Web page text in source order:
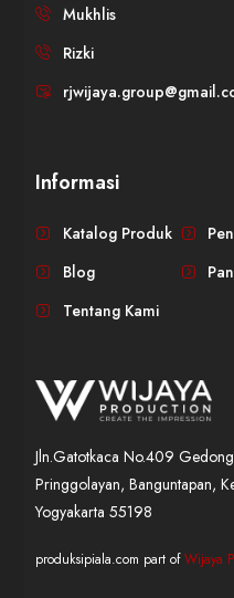
WIJAYA PRODUCTION
😊
Mukhlis
Rizki
Informasi
Katalog Produk
Blog
Tentang Kami
Jln.Gatotkaca No.409
Pringgolayan, Banguntapan,
Yogyakarta 55198
produksipiala.com part ofWijaya